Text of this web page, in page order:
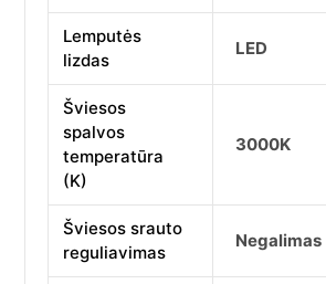
Lemputės
lizdas
LED
Šviesos
spalvos
temperatūra
(K)
3000K
Šviesos srauto
reguliavimas
Negalimas